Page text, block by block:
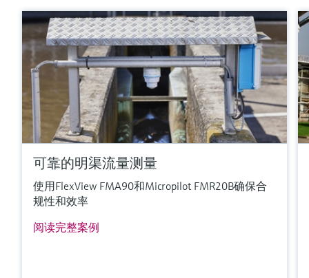
可靠的明渠流量测量
使用FlexView FMA90和Micropilot FMR20B确保合
规性和效率
阅读完整案例